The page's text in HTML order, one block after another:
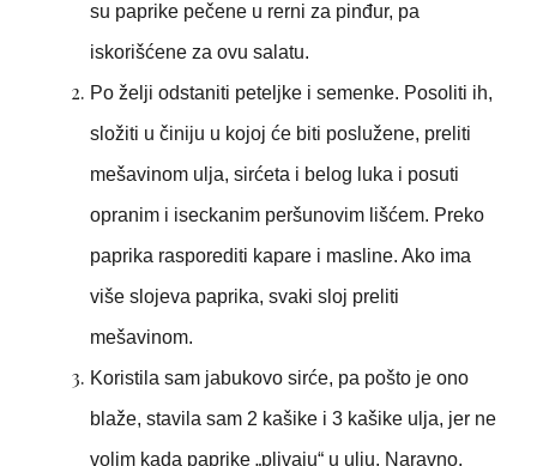
su paprike pečene u rerni za pinđur, pa
iskorišćene za ovu salatu.
Po želji odstaniti peteljke i semenke. Posoliti ih,
složiti u činiju u kojoj će biti poslužene, preliti
mešavinom ulja, sirćeta i belog luka i posuti
opranim i iseckanim peršunovim lišćem. Preko
paprika rasporediti kapare i masline. Ako ima
više slojeva paprika, svaki sloj preliti
mešavinom.
Koristila sam jabukovo sirće, pa pošto je ono
blaže, stavila sam 2 kašike i 3 kašike ulja, jer ne
volim kada paprike „plivaju“ u ulju. Naravno,